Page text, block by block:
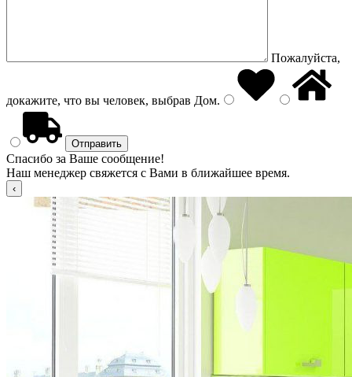
Пожалуйста,
докажите, что вы человек, выбрав Дом.
Спасибо за Ваше сообщение!
Наш менеджер свяжется с Вами в ближайшее время.